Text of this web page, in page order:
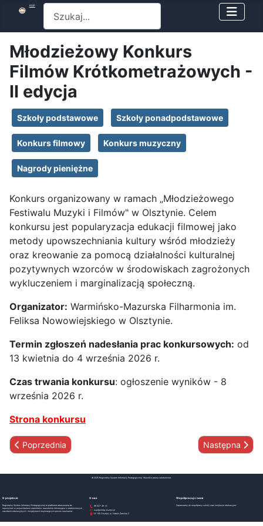
RSIP
Młodzieżowy Konkurs
Filmów Krótkometrażowych -
II edycja
Szkoły podstawowe Szkoły ponadpodstawowe
Konkurs filmowy Konkurs muzyczny
Nagrody pieniężne
Konkurs organizowany w ramach „Młodzieżowego
Festiwalu Muzyki i Filmów" w Olsztynie. Celem
konkursu jest popularyzacja edukacji filmowej jako
metody upowszechniania kultury wśród młodzieży
oraz kreowanie za pomocą działalności kulturalnej
pozytywnych wzorców w środowiskach zagrożonych
wykluczeniem i marginalizacją społeczną.
Organizator: Warmińsko-Mazurska Filharmonia im.
Feliksa Nowowiejskiego w Olsztynie.
Termin zgłoszeń nadesłania prac konkursowych: od
13 kwietnia do 4 września 2026 r.
Czas trwania konkursu: ogłoszenie wyników - 8
września 2026 r.
Strona konkursu
Poprzednia strona: Konkursu Krótkiego Metrażu reAkcja! - VI
Poprzednia Następna
Następna
© 2025 Regionalny System Informacji Pedagogicznej. Wszelkie prawa zastrzeżone.
O projekcie
Regionalny System Informacji Pedagogicznej to platforma adresowana do
nauczycieli w województwie warmińsko-mazurskim informująca o wartościowych
zasobach edukacyjnych i inicjatywach wspierających proces nauczania.
O nas
89 527-39-41
rsip@wmbp.olsztyn.pl
10-165 Olsztyn, ul. Natalii Żarskiej 2
Współpracuj z nami
Zapraszamy do współpracy szkoły oraz instytucje edukacyjne.